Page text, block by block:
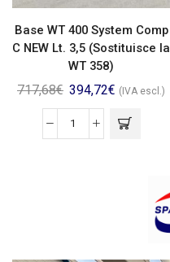
Base WT 400 System Comp
C NEW Lt. 3,5 (Sostituisce la
WT 358)
717,68€ 394,72€ (IVA escl.)